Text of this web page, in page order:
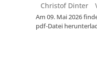
Christof Dinter
Am 09. Mai 2026
pdf-Datei